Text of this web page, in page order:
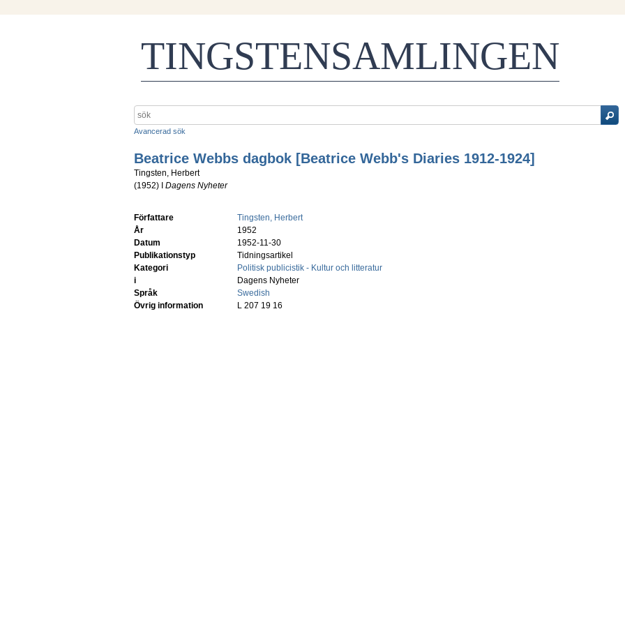
TINGSTENSAMLINGEN
Avancerad sök
Beatrice Webbs dagbok [Beatrice Webb's Diaries 1912-1924]
Tingsten, Herbert
(1952) I Dagens Nyheter
Författare
Tingsten, Herbert
År
1952
Datum
1952-11-30
Publikationstyp
Tidningsartikel
Kategori
Politisk publicistik - Kultur och litteratur
i
Dagens Nyheter
Språk
Swedish
Övrig information
L 207 19 16